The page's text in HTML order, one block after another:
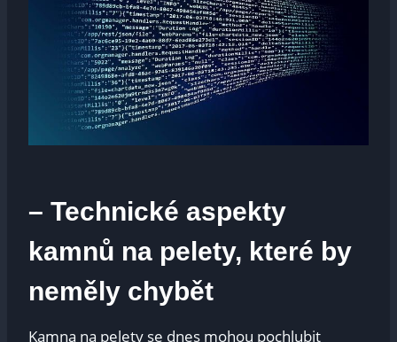
– Technické aspekty
kamnů na pelety, které by
neměly chybět
Kamna na pelety se dnes mohou pochlubit